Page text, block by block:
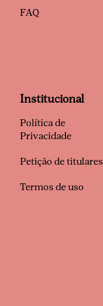
FAQ
Institucional
Política de
Privacidade
Petição de titulares
Termos de uso